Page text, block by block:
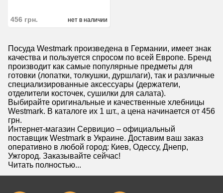
456 грн. нет в наличии
Посуда Westmark произведена в Германии, имеет знак
качества и пользуется спросом по всей Европе. Бренд
производит как самые популярные предметы для
готовки (лопатки, толкушки, дуршлаги), так и различные
специализированные аксессуары (держатели,
отделители косточек, сушилки для салата).
Выбирайте оригинальные и качественные хлебницы
Westmark. В каталоге их 1 шт., а цена начинается от 456
грн.
Интернет-магазин Сервицио – официальный
поставщик Westmark в Украине. Доставим ваш заказ
оперативно в любой город: Киев, Одессу, Днепр,
Ужгород. Заказывайте сейчас!
Читать полностью...